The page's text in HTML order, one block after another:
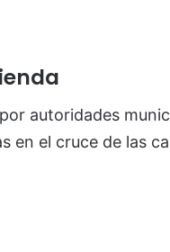
autoridades
el cruce de las